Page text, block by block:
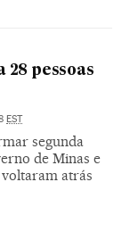
28 pessoas
EST
segunda
de Minas e
atrás